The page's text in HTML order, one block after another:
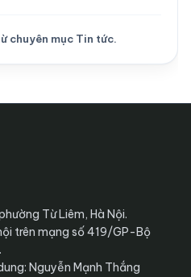
chuyên mục Tin tức.
Từ Liêm, Hà Nội.
trên mạng số 419/GP-Bộ
Nguyễn Mạnh Thắng